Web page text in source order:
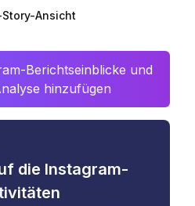
Ansicht
Berichtseinblicke und
hinzufügen
die Instagram-